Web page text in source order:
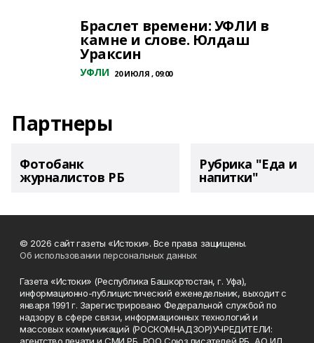
Браслет времени: УФЛИ в
камне и слове. Юлдаш
Ураксин
УФЛИ 20 ИЮЛЯ , 09:00
Партнеры
Фотобанк
журналистов РБ
Рубрика "Еда и
напитки"
© 2026 сайт газеты «Истоки». Все права защищены.
Об использовании персональных данных
Газета «Истоки» (Республика Башкортостан, г. Уфа),
информационно-публицистический еженедельник, выходит с
января 1991 г. Зарегистрировано Федеральной службой по
надзору в сфере связи, информационных технологий и
массовых коммуникаций (РОСКОМНАДЗОР)УЧРЕДИТЕЛИ: